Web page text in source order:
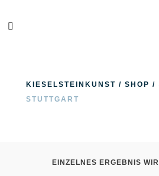
KIESELSTEINKUNST / SHOP /
STUTTGART
EINZELNES ERGEBNIS